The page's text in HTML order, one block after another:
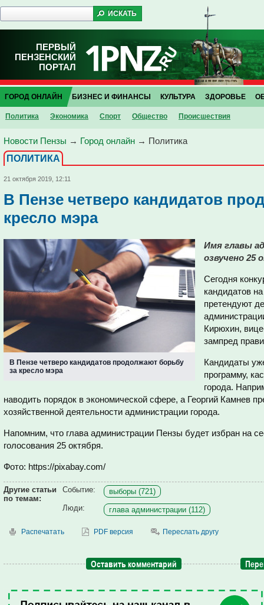
ПЕРВЫЙ
ПЕНЗЕНСКИЙ
ПОРТАЛ
ГОРОД ОНЛАЙН
Политика Экономика Спорт Общество Проиcшествия
БИЗНЕС И ФИНАНСЫ КУЛЬТУРА ЗДОРОВЬЕ
Новости Пензы → Город онлайн → Политика
ПОЛИТИКА
21 октября 2019, 12:11
В Пензе четверо кандидатов
кресло мэра
В Пензе четверо кандидатов продолжают борьбу
за кресло мэра
Имя главы
озвучено 25
Сегодня
кандидатов
претендуют
Кирюхин,
зампред
Кандидаты
программу,
города.
наводить порядок в экономической сфере, а Георгий Камнев
хозяйственной деятельности администрации города.
Напомним, что глава администрации Пензы будет избран на
голосования 25 октября.
Фото: https://pixabay.com/
Другие статьи
по темам:
Событие:
выборы (721)
Люди:
глава администрации (112)
Распечатать PDF версия Переслать другу
Оставить комментарий